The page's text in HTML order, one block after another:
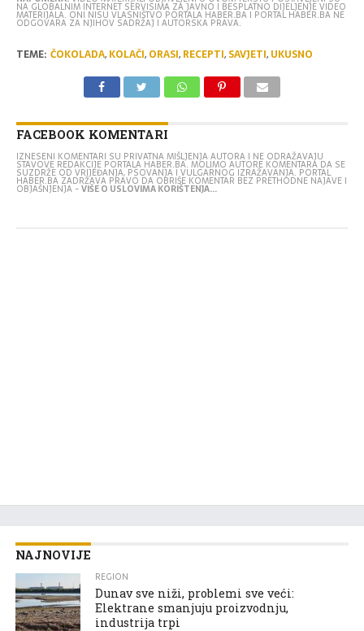
NA GLOBALNIM INTERNET SERVISIMA ZA JAVNO I BESPLATNO DIJELJENJE VIDEO
MATERIJALA. ONI NISU VLASNIŠTVO PORTALA HABER.BA I PORTAL HABER.BA NE
ODGOVARA ZA NJIHOV SADRŽAJ I AUTORSKA PRAVA.
TEME: ČOKOLADA, KOLAČI, ORASI, RECEPTI, SAVJETI, UKUSNO
FACEBOOK KOMENTARI
IZNESENI KOMENTARI SU PRIVATNA MIŠLJENJA AUTORA I NE ODRAŽAVAJU
STAVOVE REDAKCIJE PORTALA HABER.BA. MOLIMO AUTORE KOMENTARA DA SE
SUZDRŽE OD VRIJEĐANJA, PSOVANJA I VULGARNOG IZRAŽAVANJA. PORTAL
HABER.BA ZADRŽAVA PRAVO DA OBRIŠE KOMENTAR BEZ PRETHODNE NAJAVE I
OBJAŠNJENJA -VIŠE O USLOVIMA KORIŠTENJA...
NAJNOVIJE
REGION
Dunav sve niži, problemi sve veći:
Elektrane smanjuju proizvodnju,
industrija trpi